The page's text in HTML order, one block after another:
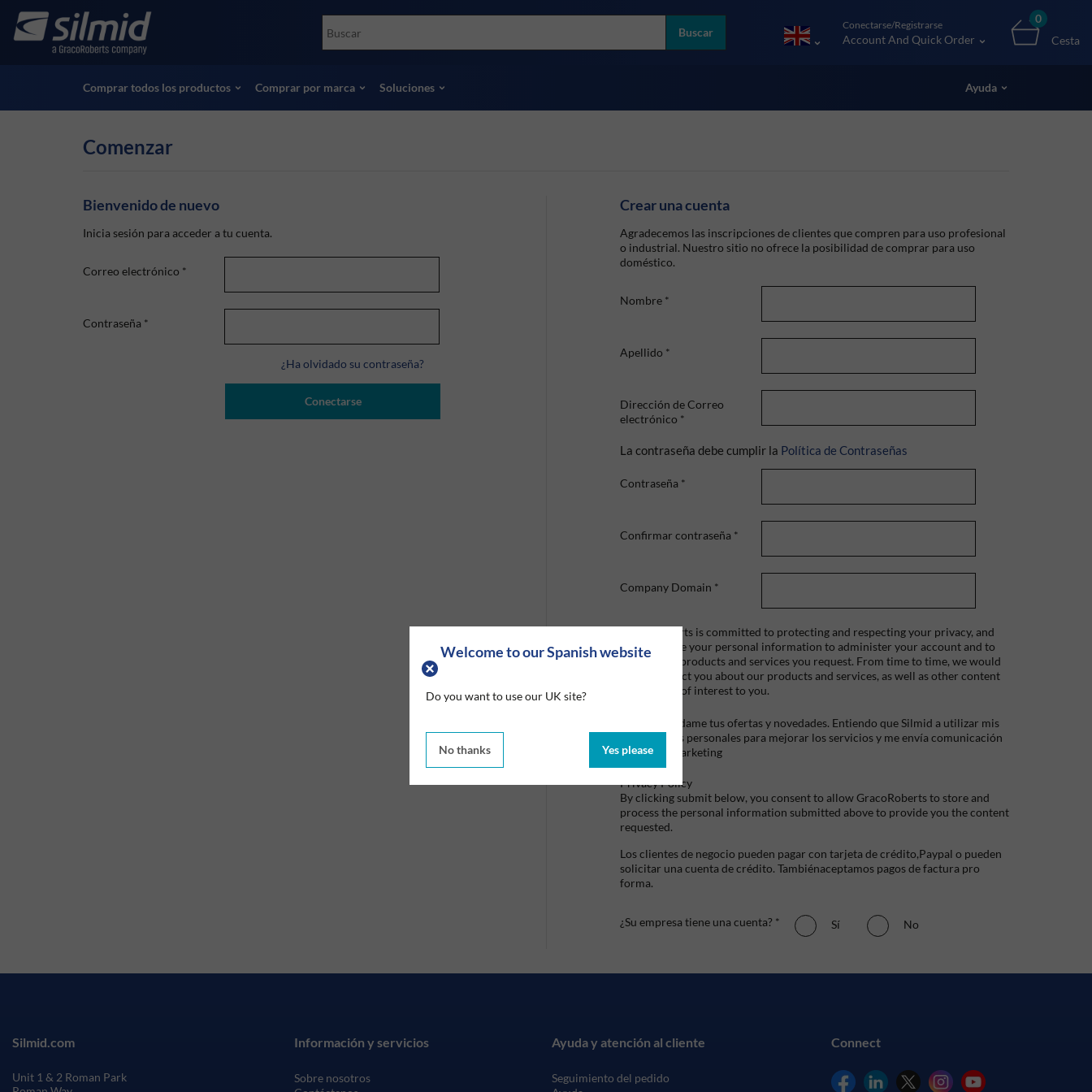
Welcome to our Spanish website
Do you want to use our UK site?
No thanks Yes please
main
Accessories
Ensayos no destructivos (NDT)
Ver todos los productos
Socomore
Buscar
Conectarse/Registrarse
Account And Quick Order
0
Cesta
Comprar todos los productos Comprar por marca Soluciones Ayuda
Comenzar
Bienvenido de nuevo
Inicia sesión para acceder a tu cuenta.
Correo electrónico *
Contraseña *
¿Ha olvidado su contraseña?
Conectarse
Crear una cuenta
Agradecemos las inscripciones de clientes que compren para uso profesional
o industrial. Nuestro sitio no ofrece la posibilidad de comprar para uso
doméstico.
Nombre *
Apellido *
Dirección de Correo
electrónico *
La contraseña debe cumplir la Política de Contraseñas
Contraseña *
Confirmar contraseña *
Company Domain *
Graco Roberts is committed to protecting and respecting your privacy, and
we'll only use your personal information to administer your account and to
provide the products and services you request. From time to time, we would
like to contact you about our products and services, as well as other content
that may be of interest to you.
Mandame tus ofertas y novedades. Entiendo que Silmid a utilizar mis
datos personales para mejorar los servicios y me envía comunicación
de marketing
Privacy Policy
By clicking submit below, you consent to allow GracoRoberts to store and
process the personal information submitted above to provide you the content
requested.
Los clientes de negocio pueden pagar con tarjeta de crédito,Paypal o pueden
solicitar una cuenta de crédito. Tambiénaceptamos pagos de factura pro
forma.
¿Su empresa tiene una cuenta? * Sí No
Información y servicios
Sobre nosotros
Ayuda y atención al cliente
Seguimiento del pedido
Connect
Silmid.com
Unit 1 & 2 Roman Park